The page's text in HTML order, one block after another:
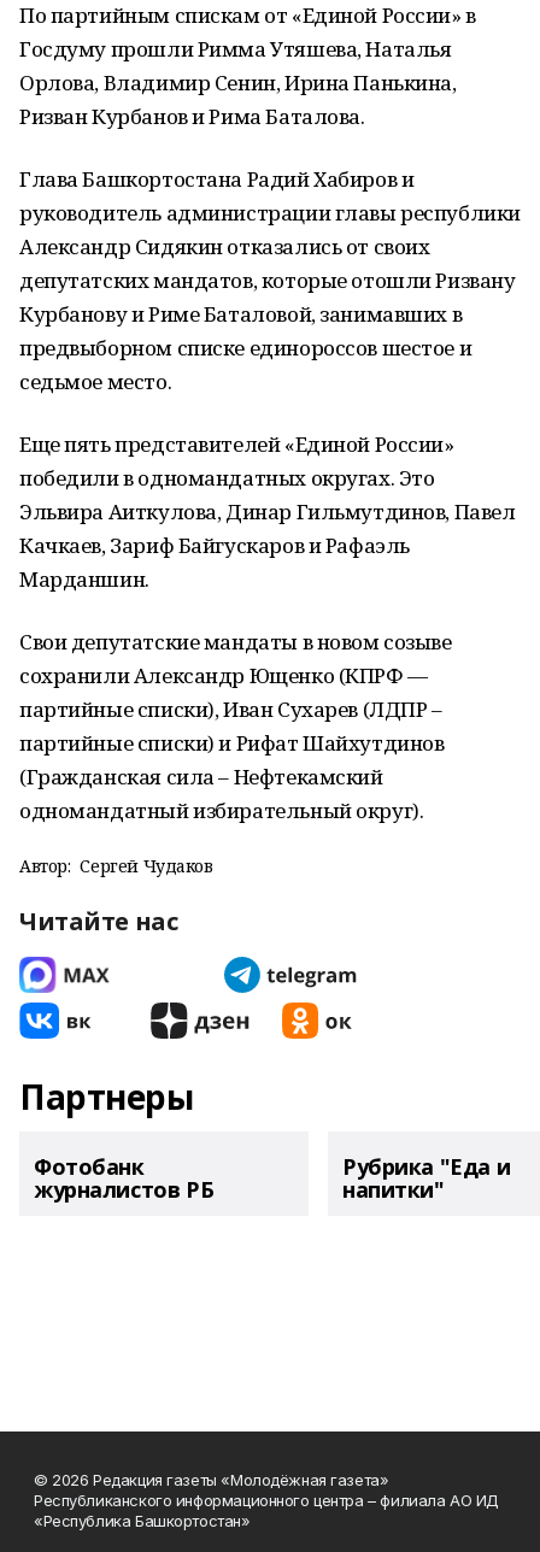
По партийным спискам от «Единой России» в
Госдуму прошли Римма Утяшева, Наталья
Орлова, Владимир Сенин, Ирина Панькина,
Ризван Курбанов и Рима Баталова.
Глава Башкортостана Радий Хабиров и
руководитель администрации главы республики
Александр Сидякин отказались от своих
депутатских мандатов, которые отошли Ризвану
Курбанову и Риме Баталовой, занимавших в
предвыборном списке единороссов шестое и
седьмое место.
Еще пять представителей «Единой России»
победили в одномандатных округах. Это
Эльвира Аиткулова, Динар Гильмутдинов, Павел
Качкаев, Зариф Байгускаров и Рафаэль
Марданшин.
Свои депутатские мандаты в новом созыве
сохранили Александр Ющенко (КПРФ —
партийные списки), Иван Сухарев (ЛДПР –
партийные списки) и Рифат Шайхутдинов
(Гражданская сила – Нефтекамский
одномандатный избирательный округ).
Автор: Сергей Чудаков
Читайте нас
Партнеры
Фотобанк
журналистов РБ
Рубрика "Еда и
напитки"
© 2026 Редакция газеты «Молодёжная газета»
Республиканского информационного центра – филиала АО ИД
«Республика Башкортостан»